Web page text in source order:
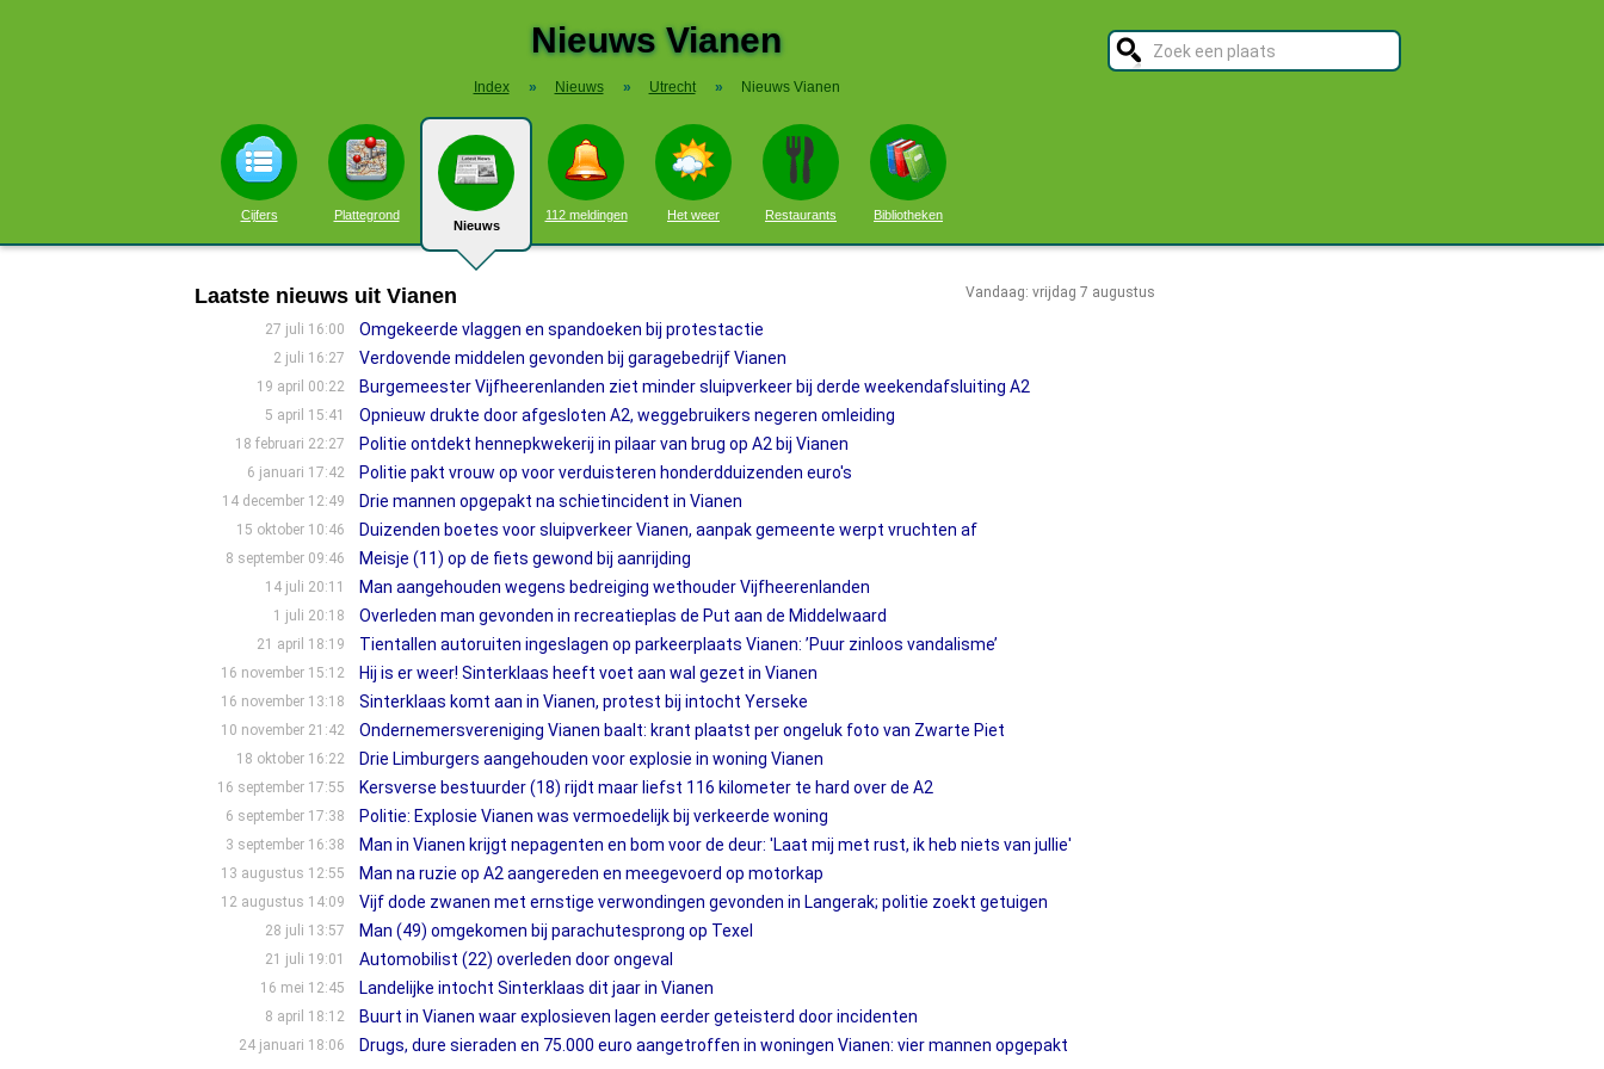
Nieuws Vianen
Index » Nieuws » Utrecht » Nieuws Vianen
Cijfers Plattegrond
Nieuws
112 meldingen Het weer Restaurants Bibliotheken
Vandaag: vrijdag 7 augustus
Laatste nieuws uit Vianen
27 juli 16:00 Omgekeerde vlaggen en spandoeken bij protestactie
2 juli 16:27 Verdovende middelen gevonden bij garagebedrijf Vianen
19 april 00:22 Burgemeester Vijfheerenlanden ziet minder sluipverkeer bij derde weekendafsluiting A2
5 april 15:41 Opnieuw drukte door afgesloten A2, weggebruikers negeren omleiding
18 februari 22:27 Politie ontdekt hennepkwekerij in pilaar van brug op A2 bij Vianen
6 januari 17:42 Politie pakt vrouw op voor verduisteren honderdduizenden euro's
14 december 12:49 Drie mannen opgepakt na schietincident in Vianen
15 oktober 10:46 Duizenden boetes voor sluipverkeer Vianen, aanpak gemeente werpt vruchten af
8 september 09:46 Meisje (11) op de fiets gewond bij aanrijding
14 juli 20:11 Man aangehouden wegens bedreiging wethouder Vijfheerenlanden
1 juli 20:18 Overleden man gevonden in recreatieplas de Put aan de Middelwaard
21 april 18:19 Tientallen autoruiten ingeslagen op parkeerplaats Vianen: ’Puur zinloos vandalisme’
16 november 15:12 Hij is er weer! Sinterklaas heeft voet aan wal gezet in Vianen
16 november 13:18 Sinterklaas komt aan in Vianen, protest bij intocht Yerseke
10 november 21:42 Ondernemersvereniging Vianen baalt: krant plaatst per ongeluk foto van Zwarte Piet
18 oktober 16:22 Drie Limburgers aangehouden voor explosie in woning Vianen
16 september 17:55 Kersverse bestuurder (18) rijdt maar liefst 116 kilometer te hard over de A2
6 september 17:38 Politie: Explosie Vianen was vermoedelijk bij verkeerde woning
3 september 16:38 Man in Vianen krijgt nepagenten en bom voor de deur: 'Laat mij met rust, ik heb niets van jullie'
13 augustus 12:55 Man na ruzie op A2 aangereden en meegevoerd op motorkap
12 augustus 14:09 Vijf dode zwanen met ernstige verwondingen gevonden in Langerak; politie zoekt getuigen
28 juli 13:57 Man (49) omgekomen bij parachutesprong op Texel
21 juli 19:01 Automobilist (22) overleden door ongeval
16 mei 12:45 Landelijke intocht Sinterklaas dit jaar in Vianen
8 april 18:12 Buurt in Vianen waar explosieven lagen eerder geteisterd door incidenten
24 januari 18:06 Drugs, dure sieraden en 75.000 euro aangetroffen in woningen Vianen: vier mannen opgepakt